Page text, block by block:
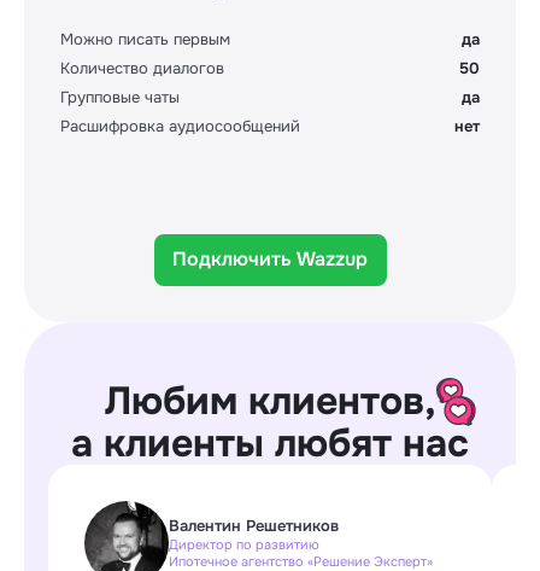
Можно писать первым
да
Количество диалогов
50
Групповые чаты
да
Расшифровка аудиосообщений
нет
Подключить Wazzup
Любим клиентов,
а клиенты любят нас
Валентин Решетников
Директор по развитию
Ипотечное агентство «Решение Эксперт»